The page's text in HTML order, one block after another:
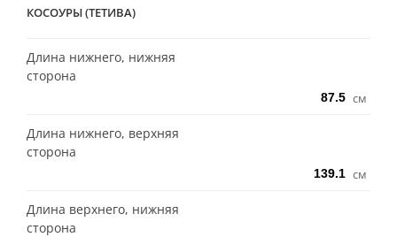
КОСОУРЫ (ТЕТИВА)
Длина нижнего, нижняя
сторона
см
Длина нижнего, верхняя
сторона
см
Длина верхнего, нижняя
сторона